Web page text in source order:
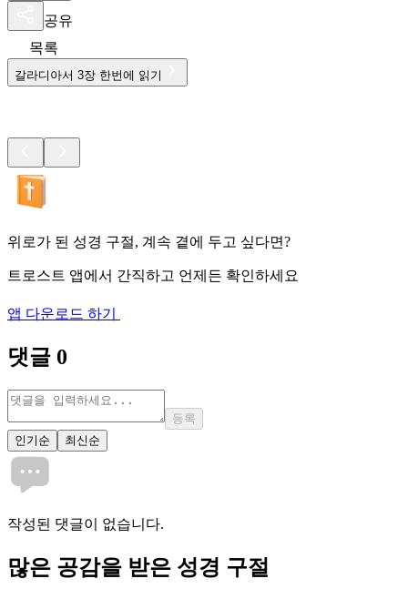
공유
목록
갈라디아서 3장 한번에 읽기
위로가 된 성경 구절, 계속 곁에 두고 싶다면?
트로스트 앱에서 간직하고 언제든 확인하세요
앱 다운로드 하기
댓글 0
등록
인기순
최신순
작성된 댓글이 없습니다.
많은 공감을 받은 성경 구절